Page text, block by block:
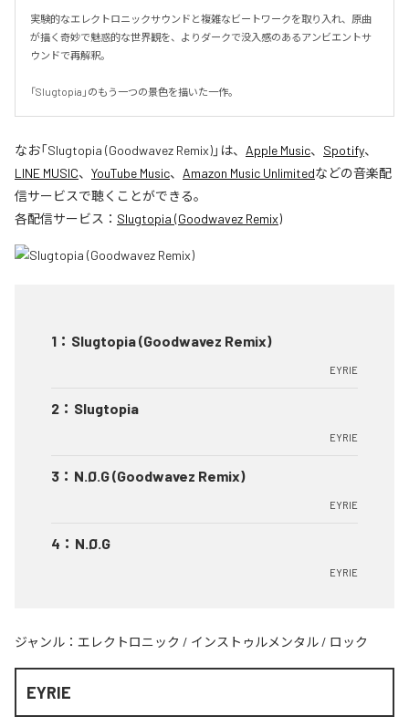
実験的なエレクトロニックサウンドと複雑なビートワークを取り入れ、原曲
が描く奇妙で魅惑的な世界観を、よりダークで没入感のあるアンビエントサ
ウンドで再解釈。
「Slugtopia」のもう一つの景色を描いた一作。
なお「Slugtopia (Goodwavez Remix)」は、 Apple Music、 Spotify、
LINE MUSIC、 YouTube Music、 Amazon Music Unlimitedなどの音楽配
信サービスで聴くことができる。
各配信サービス： Slugtopia (Goodwavez Remix)
1 ： Slugtopia (Goodwavez Remix)
EYRIE
2 ： Slugtopia
EYRIE
3 ： N.Ø.G (Goodwavez Remix)
EYRIE
4 ： N.Ø.G
EYRIE
ジャンル： エレクトロニック / インストゥルメンタル / ロック
EYRIE